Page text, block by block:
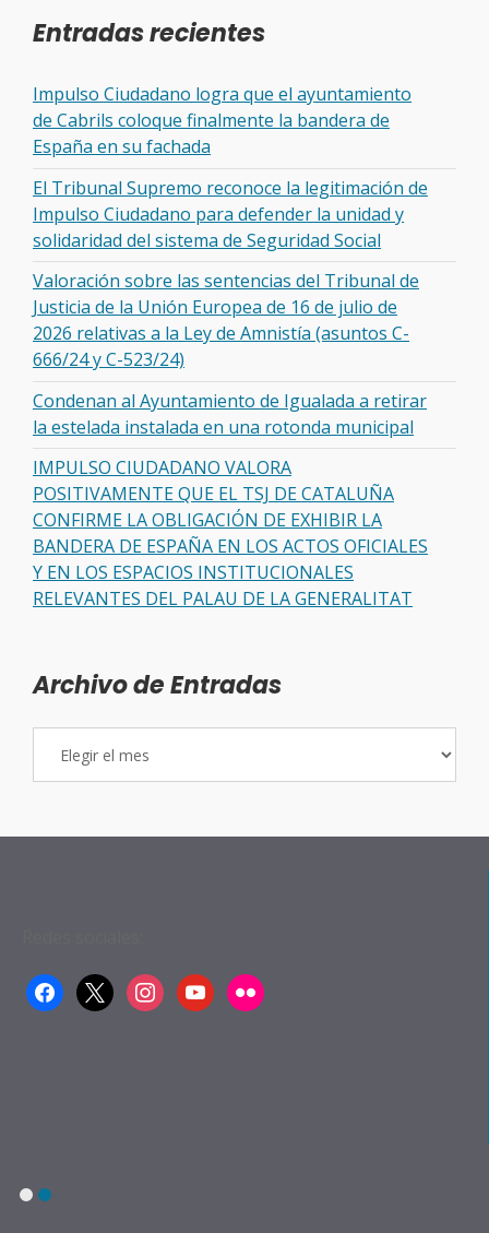
Entradas recientes
Impulso Ciudadano logra que el ayuntamiento
de Cabrils coloque finalmente la bandera de
España en su fachada
El Tribunal Supremo reconoce la legitimación de
Impulso Ciudadano para defender la unidad y
solidaridad del sistema de Seguridad Social
Valoración sobre las sentencias del Tribunal de
Justicia de la Unión Europea de 16 de julio de
2026 relativas a la Ley de Amnistía (asuntos C-
666/24 y C-523/24)
Condenan al Ayuntamiento de Igualada a retirar
la estelada instalada en una rotonda municipal
IMPULSO CIUDADANO VALORA
POSITIVAMENTE QUE EL TSJ DE CATALUÑA
CONFIRME LA OBLIGACIÓN DE EXHIBIR LA
BANDERA DE ESPAÑA EN LOS ACTOS OFICIALES
Y EN LOS ESPACIOS INSTITUCIONALES
RELEVANTES DEL PALAU DE LA GENERALITAT
Archivo de Entradas
facebook
x instagramyoutubeflickr
1 2